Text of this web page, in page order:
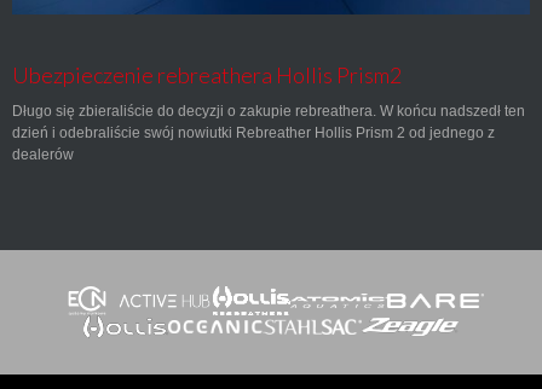
Ubezpieczenie rebreathera Hollis Prism2
Długo się zbieraliście do decyzji o zakupie rebreathera. W końcu nadszedł ten
dzień i odebraliście swój nowiutki Rebreather Hollis Prism 2 od jednego z
dealerów